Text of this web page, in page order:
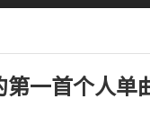
上日本杂志封面，稳固的全
第一首个人